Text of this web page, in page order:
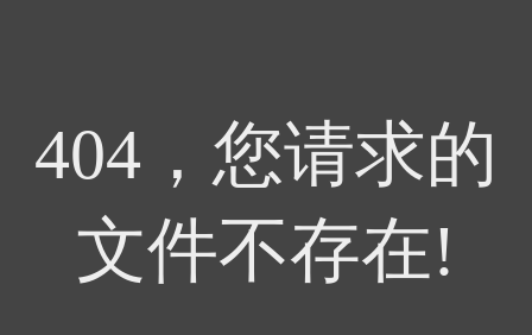
404，您请求的
文件不存在!